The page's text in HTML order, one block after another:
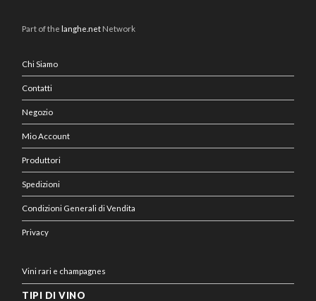
Part of the langhe.net Network
Chi Siamo
Contatti
Negozio
Mio Account
Produttori
Spedizioni
Condizioni Generali di Vendita
Privacy
Vini rari e champagnes
TIPI DI VINO